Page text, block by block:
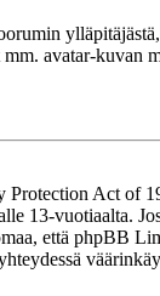
avatar-kuvan
Protection Act of
13-vuotiaalta.
että phpBB